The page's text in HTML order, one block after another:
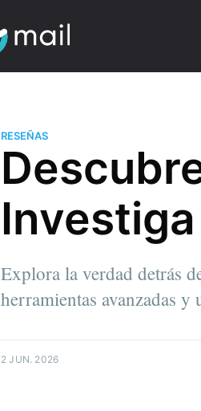
RESEÑAS
Explora la verdad detrás
herramientas avanzadas
2 JUN. 2026